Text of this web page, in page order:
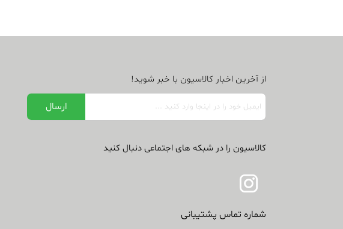
از آخرین اخبار کالاسیون با خبر شوید!
کالاسیون را در شبکه های اجتماعی دنبال کنید
شماره تماس پشتیبانی